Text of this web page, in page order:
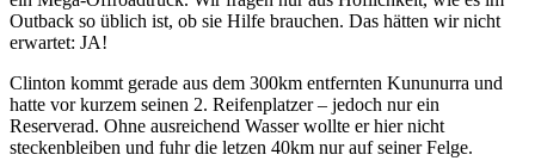
Outback so üblich ist, ob sie Hilfe brauchen. Das hätten wir nicht
erwartet: JA!
Clinton kommt gerade aus dem 300km entfernten Kununurra und
hatte vor kurzem seinen 2. Reifenplatzer – jedoch nur ein
Reserverad. Ohne ausreichend Wasser wollte er hier nicht
steckenbleiben und fuhr die letzen 40km nur auf seiner Felge.